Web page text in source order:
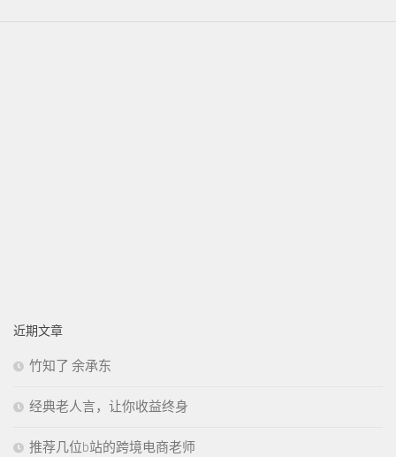
近期文章
竹知了 余承东
经典老人言，让你收益终身
推荐几位b站的跨境电商老师